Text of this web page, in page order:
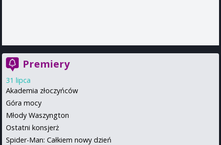
Premiery
31 lipca
Akademia złoczyńców
Góra mocy
Młody Waszyngton
Ostatni konsjerż
Spider-Man: Całkiem nowy dzień